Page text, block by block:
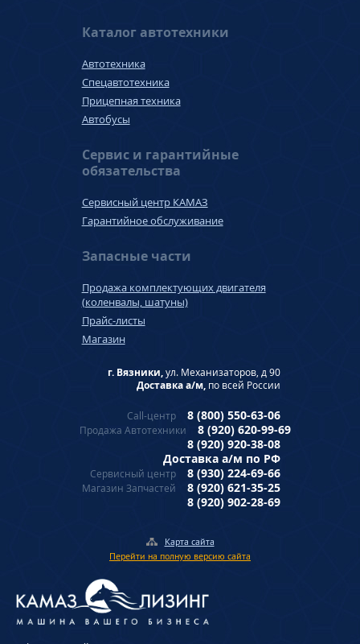
Каталог автотехники
Автотехника
Спецавтотехника
Прицепная техника
Автобусы
Сервис и гарантийные
обязательства
Сервисный центр КАМАЗ
Гарантийное обслуживание
Запасные части
Продажа комплектующих двигателя
(коленвалы, шатуны)
Прайс-листы
Магазин
г. Вязники,ул. Механизаторов, д 90
Доставка а/м, по всей России
Call-центр 8 (800) 550-63-06
Продажа Автотехники
8 (920) 620-99-69
8 (920) 920-38-08
Доставка а/м по РФ
Сервисный центр 8 (930) 224-69-66
Магазин Запчастей
8 (920) 621-35-25
8 (920) 902-28-69
Карта сайта
Перейти на полную версию сайта